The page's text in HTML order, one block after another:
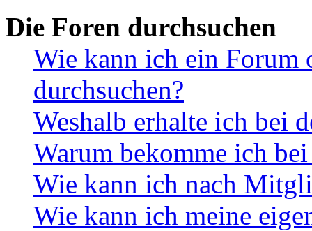
Die Foren durchsuchen
Wie kann ich ein Forum
durchsuchen?
Weshalb erhalte ich bei
Warum bekomme ich
Wie kann ich nach
Wie kann ich meine